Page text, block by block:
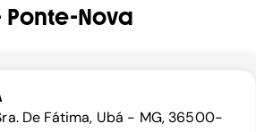
Ponte-Nova
De Fátima, Ubá - MG, 36500-